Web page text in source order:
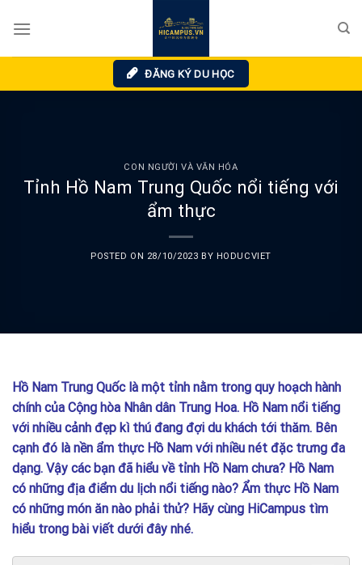
ĐĂNG KÝ DU HỌC
CON NGƯỜI VÀ VĂN HÓA
Tỉnh Hồ Nam Trung Quốc nổi tiếng với
ẩm thực
POSTED ON 28/10/2023 BY HODUCVIET
Hồ Nam Trung Quốc là một tỉnh nằm trong quy hoạch hành
chính của Cộng hòa Nhân dân Trung Hoa. Hồ Nam nổi tiếng
với nhiều cảnh đẹp kì thú đang đợi du khách tới thăm. Bên
cạnh đó là nền ẩm thực Hồ Nam với nhiều nét đặc trưng đa
dạng. Vậy các bạn đã hiểu về tỉnh Hồ Nam chưa? Hồ Nam
có những địa điểm du lịch nổi tiếng nào? Ẩm thực Hồ Nam
có những món ăn nào phải thử? Hãy cùng HiCampus tìm
hiểu trong bài viết dưới đây nhé.